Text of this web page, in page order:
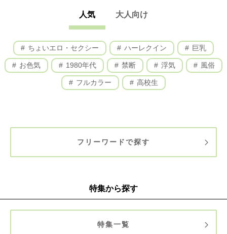
人気 大人向け
ちょいエロ・セクシー ハーレクイン 巨乳
お色気 1980年代 禁断 浮気 風俗
フルカラー 高校生
フリーワードで探す
特集から探す
特集一覧